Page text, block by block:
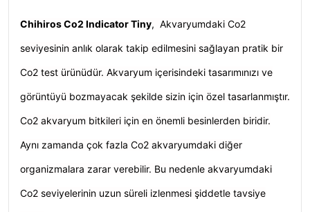
Chihiros Co2 Indicator Tiny, Akvaryumdaki Co2
seviyesinin anlık olarak takip edilmesini sağlayan pratik bir
Co2 test ürünüdür. Akvaryum içerisindeki tasarımınızı ve
görüntüyü bozmayacak şekilde sizin için özel tasarlanmıştır.
Co2 akvaryum bitkileri için en önemli besinlerden biridir.
Aynı zamanda çok fazla Co2 akvaryumdaki diğer
organizmalara zarar verebilir. Bu nedenle akvaryumdaki
Co2 seviyelerinin uzun süreli izlenmesi şiddetle tavsiye